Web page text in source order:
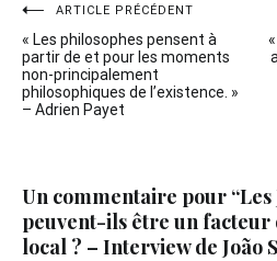
Navigation
de
l’article
ARTICLE PRÉCÉDENT
« Les philosophes pensent à
partir de et pour les moments
non-principalement
philosophiques de l’existence. »
– Adrien Payet
Un commentaire pour “
peuvent-ils être un facteur
local ? – Interview de João